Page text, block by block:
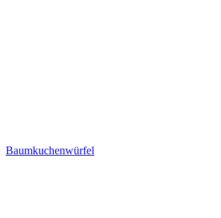
Baumkuchenwürfel